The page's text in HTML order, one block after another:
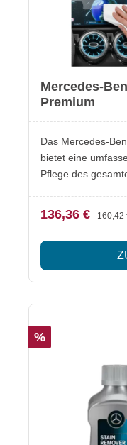
Mercedes-
Premium
Das Mercedes-
bietet eine
Pflege des
Reinigung der
Umfassende
MaterialienPflege
Pflegeprodukte Lieferumfang Mercedes-Benz
Cockpitlotion
Benz
innen mit
Benz
136,36 € 160,42
%